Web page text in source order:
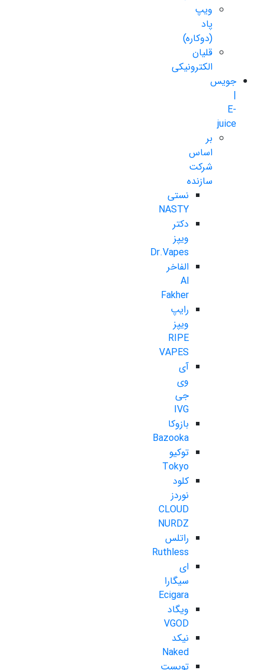
ویپ
پاد
(دوکاره)
قلیان
الکترونیکی
جویس
|
E-
juice
بر
اساس
شرکت
سازنده
نستی
NASTY
دکتر
ویپز
Dr.Vapes
الفاخر
Al
Fakher
رایپ
ویپز
RIPE
VAPES
آی
وی
جی
IVG
بازوکا
Bazooka
توکیو
Tokyo
کلود
نوردز
CLOUD
NURDZ
راتلس
Ruthless
ای
سیگارا
Ecigara
ویگاد
VGOD
نیکد
Naked
تویست